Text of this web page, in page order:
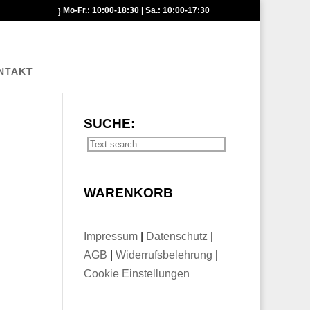
Mo-Fr.: 10:00-18:30 | Sa.: 10:00-17:30
SUCHE:
WARENKORB
Impressum Datenschutz
AGB
Widerrufsbelehrung
Cookie Einstellungen